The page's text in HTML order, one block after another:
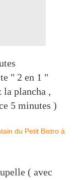
" 2 en 1 "
la plancha ,
5 minutes )
( avec